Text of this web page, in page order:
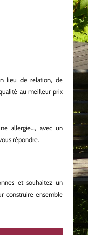
lieu de relation, de
au meilleur prix
allergie…, avec un
répondre.
et souhaitez un
construire ensemble